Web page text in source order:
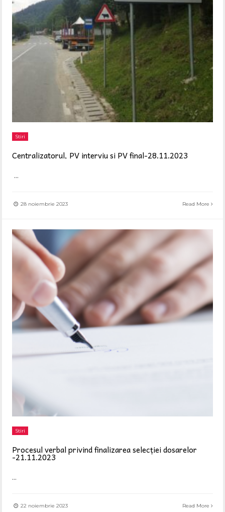
Stiri
Centralizatorul, PV interviu si PV final-28.11.2023
...
28 noiembrie 2023 Read More
Stiri
Procesul verbal privind finalizarea selecției dosarelor
-21.11.2023
...
22 noiembrie 2023 Read More